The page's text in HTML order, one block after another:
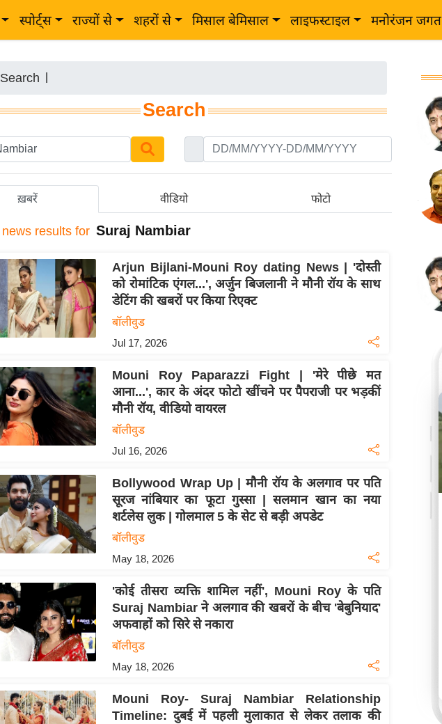
स्पोर्ट्स राज्यों से शहरों से मिसाल बेमिसाल लाइफस्टाइल मनोरंजन जगत
Search
Search
ख़बरें वीडियो फोटो
news results for Suraj Nambiar
Arjun Bijlani-Mouni Roy dating News | 'दोस्ती
को रोमांटिक एंगल...', अर्जुन बिजलानी ने मौनी रॉय के साथ
डेटिंग की खबरों पर किया रिएक्ट
बॉलीवुड
Jul 17, 2026
Mouni Roy Paparazzi Fight | 'मेरे पीछे मत
आना...', कार के अंदर फोटो खींचने पर पैपराजी पर भड़कीं
मौनी रॉय, वीडियो वायरल
बॉलीवुड
Jul 16, 2026
Bollywood Wrap Up | मौनी रॉय के अलगाव पर पति
सूरज नांबियार का फूटा गुस्सा | सलमान खान का नया
शर्टलेस लुक | गोलमाल 5 के सेट से बड़ी अपडेट
बॉलीवुड
May 18, 2026
'कोई तीसरा व्यक्ति शामिल नहीं', Mouni Roy के पति
Suraj Nambiar ने अलगाव की खबरों के बीच 'बेबुनियाद'
अफवाहों को सिरे से नकारा
बॉलीवुड
May 18, 2026
Mouni Roy- Suraj Nambiar Relationship
Timeline: दुबई में पहली मुलाकात से लेकर तलाक की